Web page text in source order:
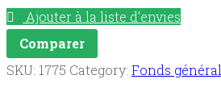
de
la
France,
Ajouter à la liste d’envies
Comparer
SKU: 1775 Category: Fonds général